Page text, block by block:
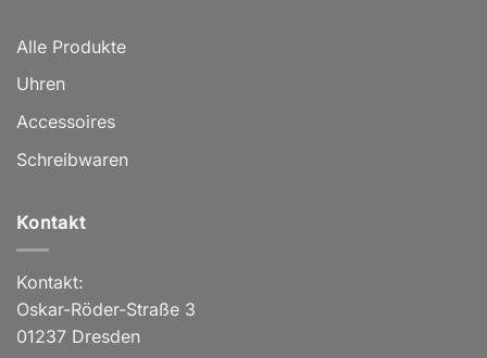
Alle Produkte
Uhren
Accessoires
Schreibwaren
Kontakt
Kontakt:
Oskar-Röder-Straße 3
01237 Dresden